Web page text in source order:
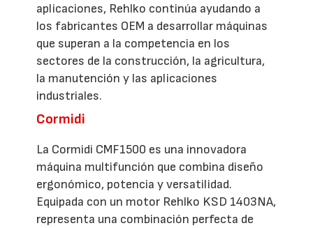
aplicaciones, Rehlko continúa ayudando a
los fabricantes OEM a desarrollar máquinas
que superan a la competencia en los
sectores de la construcción, la agricultura,
la manutención y las aplicaciones
industriales.
Cormidi
La Cormidi CMF1500 es una innovadora
máquina multifunción que combina diseño
ergonómico, potencia y versatilidad.
Equipada con un motor Rehlko KSD 1403NA,
representa una combinación perfecta de